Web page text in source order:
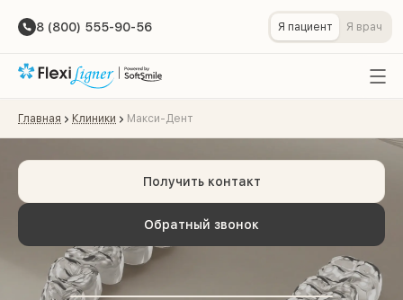
8 (800) 555-90-56 Я пациент Я врач
Главная Клиники Макси-Дент
Обратный звонок
Получить контакт